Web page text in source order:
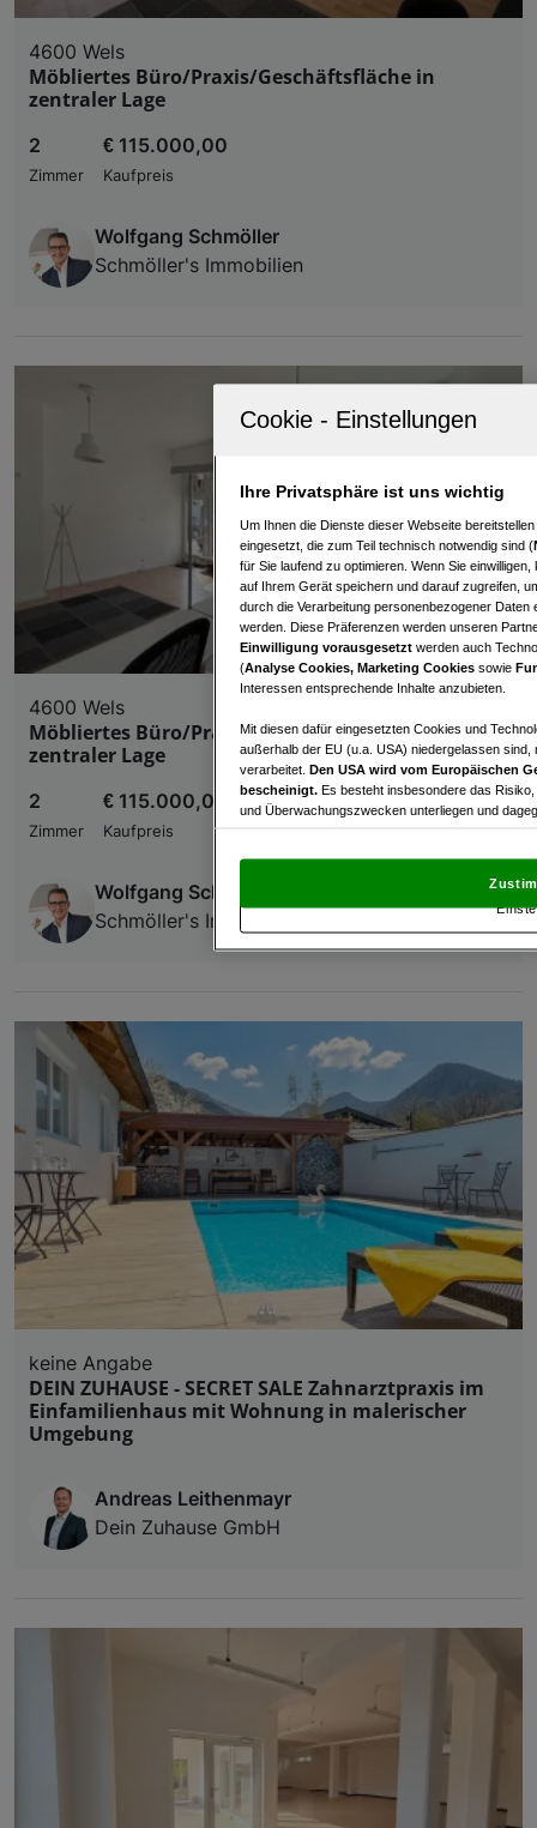
4600 Wels
Möbliertes Büro/Praxis/Geschäftsfläche in
zentraler Lage
2
Zimmer
€ 115.000,00
Kaufpreis
Wolfgang Schmöller
Schmöller's Immobilien
4600 Wels
Möbliertes Büro/Praxis/Geschäftsfläche in
zentraler Lage
2
Zimmer
€ 115.000,00
Kaufpreis
Wolfgang Schmöller
Schmöller's Immobilien
keine Angabe
DEIN ZUHAUSE - SECRET SALE Zahnarztpraxis im
Einfamilienhaus mit Wohnung in malerischer
Umgebung
Andreas Leithenmayr
Dein Zuhause GmbH
Ihre Privatsphäre ist uns wichtig
Um Ihnen die Dienste dieser Webseite
eingesetzt, die zum Teil technisch notwendig sind (
für Sie laufend zu optimieren. Wenn Sie
auf Ihrem Gerät speichern und darauf zugreifen,
durch die Verarbeitung personenbezogener
werden. Diese Präferenzen werden unseren
Einwilligung vorausgesetzt werden auch
(Analyse Cookies, Marketing Cookies sowie
Interessen entsprechende Inhalte anzubieten.
Mit diesen dafür eingesetzten Cookies und
außerhalb der EU (u.a. USA) niedergelassen
verarbeitet. Den USA wird vom Europäischen
bescheinigt. Es besteht insbesondere das
und Überwachungszwecken unterliegen und
und Widerspruch gegen die Verarbeitung auf der
„Cookie Einstellungen“, die sich auf jeder Seite
Zugriff auf Informationen auf einem Endgerät.
und der Performance von Inhalten,
Liste der Partner (Lieferanten)